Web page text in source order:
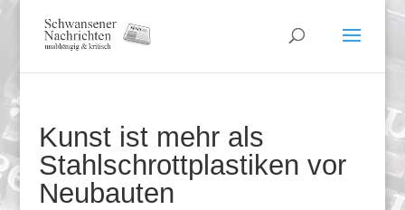
Kunst ist mehr als
Stahlschrottplastiken vor
Neubauten